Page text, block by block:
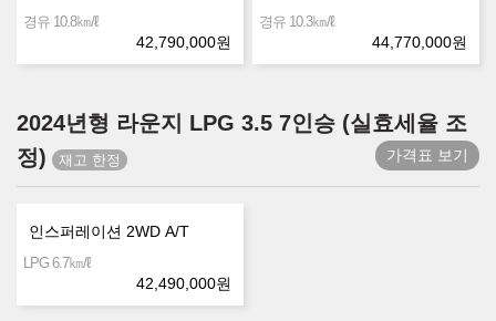
경유 10.8㎞/ℓ
42,790,000원
경유 10.3㎞/ℓ
44,770,000원
2024년형 라운지 LPG 3.5 7인승 (실효세율 조
정)
가격표 보기
인스퍼레이션 2WD A/T
LPG 6.7㎞/ℓ
42,490,000원